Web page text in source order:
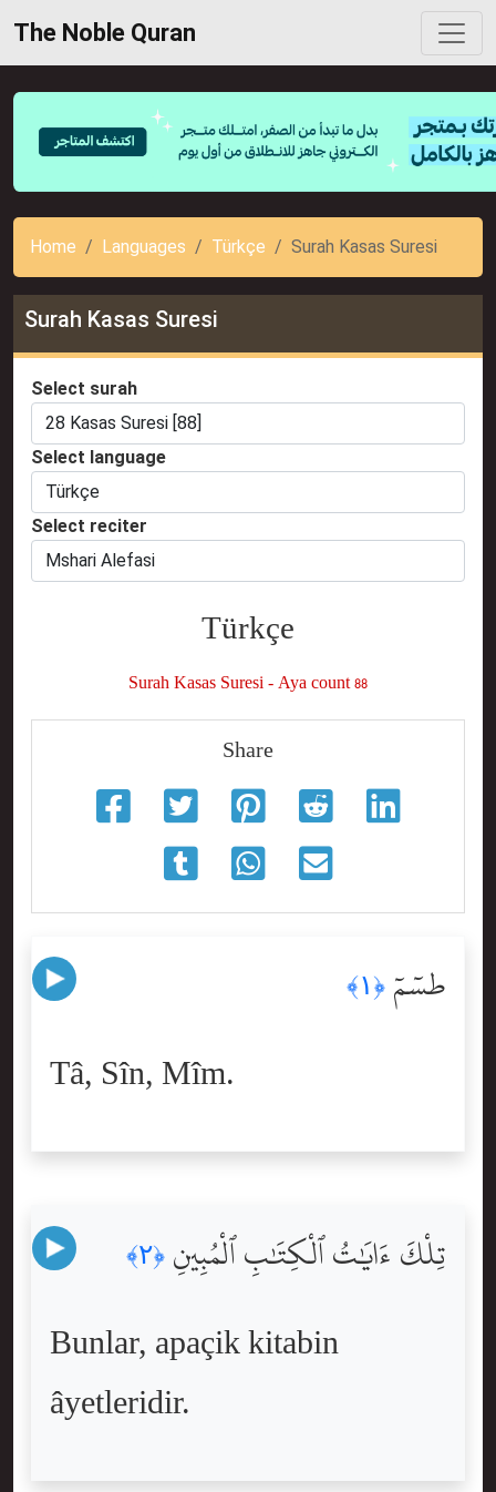
The Noble Quran
Home Languages Türkçe Surah Kasas Suresi
Surah Kasas Suresi
Select surah
Select language
Select reciter
Türkçe
Surah Kasas Suresi - Aya count 88
Share
طسٓمٓ ﴿١﴾
Tâ, Sîn, Mîm.
تِلْكَ ءَايَٰتُ ٱلْكِتَٰبِ ٱلْمُبِينِ ﴿٢﴾
Bunlar, apaçik kitabin
âyetleridir.